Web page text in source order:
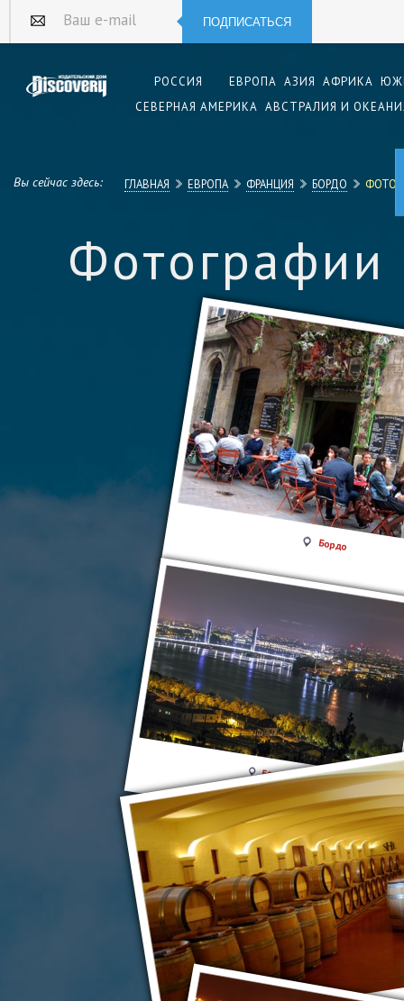
Ваш e-mail ПОДПИСАТЬСЯ
РОССИЯ ЕВРОПА АЗИЯ АФРИКА
СЕВЕРНАЯ АМЕРИКА АВСТРАЛИЯ И
Вы сейчас здесь: ГЛАВНАЯ ЕВРОПА ФРАНЦИЯ БОРДО
Бордо
Бордо